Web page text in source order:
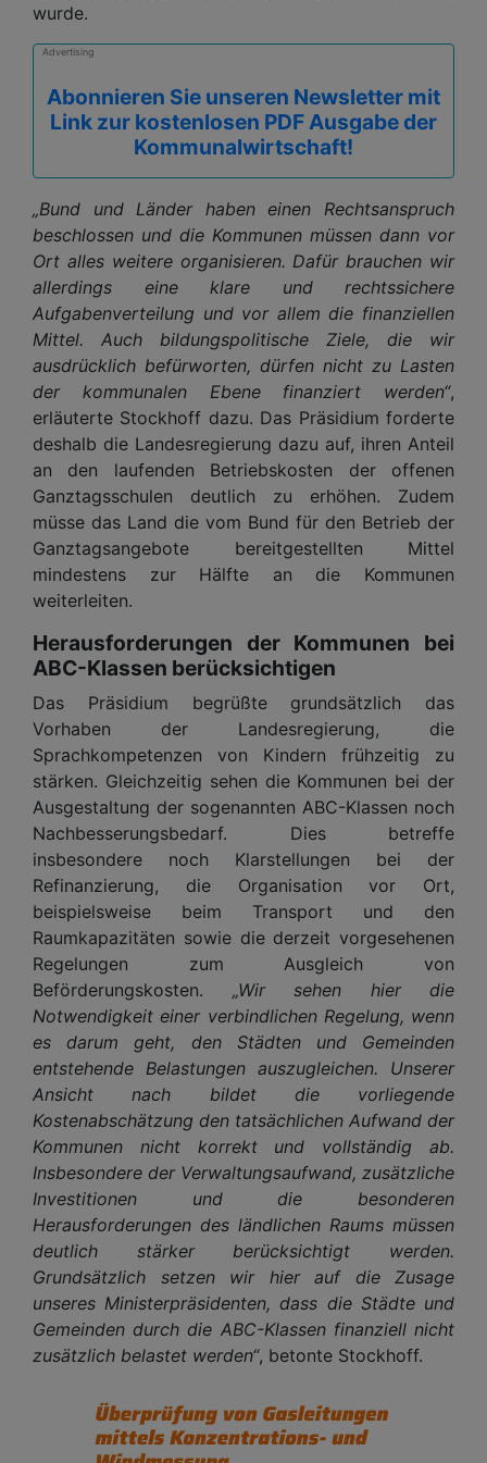
wurde.
Advertising
Abonnieren Sie unseren Newsletter mit
Link zur kostenlosen PDF Ausgabe der
Kommunalwirtschaft!
„Bund und Länder haben einen Rechtsanspruch
beschlossen und die Kommunen müssen dann vor
Ort alles weitere organisieren. Dafür brauchen wir
allerdings eine klare und rechtssichere
Aufgabenverteilung und vor allem die finanziellen
Mittel. Auch bildungspolitische Ziele, die wir
ausdrücklich befürworten, dürfen nicht zu Lasten
der kommunalen Ebene finanziert werden“,
erläuterte Stockhoff dazu. Das Präsidium forderte
deshalb die Landesregierung dazu auf, ihren Anteil
an den laufenden Betriebskosten der offenen
Ganztagsschulen deutlich zu erhöhen. Zudem
müsse das Land die vom Bund für den Betrieb der
Ganztagsangebote bereitgestellten Mittel
mindestens zur Hälfte an die Kommunen
weiterleiten.
Herausforderungen der Kommunen bei
ABC-Klassen berücksichtigen
Das Präsidium begrüßte grundsätzlich das
Vorhaben der Landesregierung, die
Sprachkompetenzen von Kindern frühzeitig zu
stärken. Gleichzeitig sehen die Kommunen bei der
Ausgestaltung der sogenannten ABC-Klassen noch
Nachbesserungsbedarf. Dies betreffe
insbesondere noch Klarstellungen bei der
Refinanzierung, die Organisation vor Ort,
beispielsweise beim Transport und den
Raumkapazitäten sowie die derzeit vorgesehenen
Regelungen zum Ausgleich von
Beförderungskosten. „Wir sehen hier die
Notwendigkeit einer verbindlichen Regelung, wenn
es darum geht, den Städten und Gemeinden
entstehende Belastungen auszugleichen. Unserer
Ansicht nach bildet die vorliegende
Kostenabschätzung den tatsächlichen Aufwand der
Kommunen nicht korrekt und vollständig ab.
Insbesondere der Verwaltungsaufwand, zusätzliche
Investitionen und die besonderen
Herausforderungen des ländlichen Raums müssen
deutlich stärker berücksichtigt werden.
Grundsätzlich setzen wir hier auf die Zusage
unseres Ministerpräsidenten, dass die Städte und
Gemeinden durch die ABC-Klassen finanziell nicht
zusätzlich belastet werden“, betonte Stockhoff.